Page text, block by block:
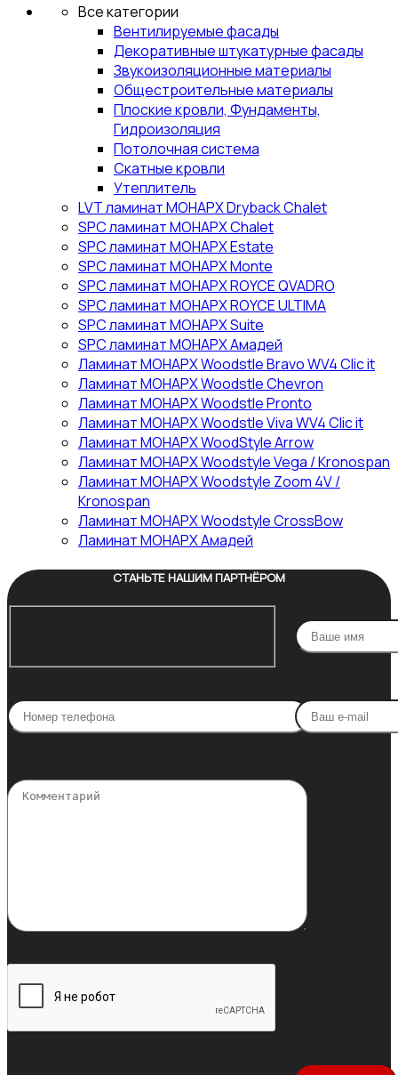
Все категории
Вентилируемые фасады
Декоративные штукатурные фасады
Звукоизоляционные материалы
Общестроительные материалы
Плоские кровли, Фундаменты,
Гидроизоляция
Потолочная система
Скатные кровли
Утеплитель
LVT ламинат МОНАРХ Dryback Chalet
SPC ламинат МОНАРХ Chalet
SPC ламинат МОНАРХ Estate
SPC ламинат МОНАРХ Monte
SPC ламинат МОНАРХ ROYCE QVADRO
SPC ламинат МОНАРХ ROYCE ULTIMA
SPC ламинат МОНАРХ Suite
SPC ламинат МОНАРХ Амадей
Ламинат МОНАРХ Woodstle Bravo WV4 Clic it
Ламинат МОНАРХ Woodstle Chevron
Ламинат МОНАРХ Woodstle Pronto
Ламинат МОНАРХ Woodstle Viva WV4 Clic it
Ламинат МОНАРХ WoodStyle Arrow
Ламинат МОНАРХ Woodstyle Vega / Kronospan
Ламинат МОНАРХ Woodstyle Zoom 4V /
Kronospan
Ламинат МОНАРХ Woodstyle СrossBow
Ламинат МОНАРХ Амадей
СТАНЬТЕ НАШИМ ПАРТНЁРОМ